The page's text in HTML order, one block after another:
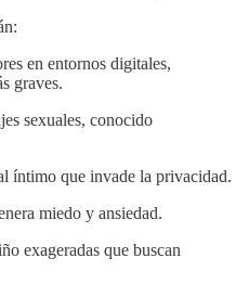
en entornos digitales,
graves.
sexuales, conocido
íntimo que invade la privacidad.
miedo y ansiedad.
exageradas que buscan